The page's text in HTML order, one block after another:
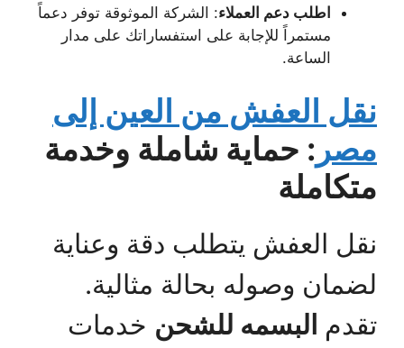
اطلب دعم العملاء: الشركة الموثوقة توفر دعماً
مستمراً للإجابة على استفساراتك على مدار
الساعة.
نقل العفش من العين إلى
مصر : حماية شاملة وخدمة
متكاملة
نقل العفش يتطلب دقة وعناية
لضمان وصوله بحالة مثالية.
تقدم البسمه للشحن خدمات